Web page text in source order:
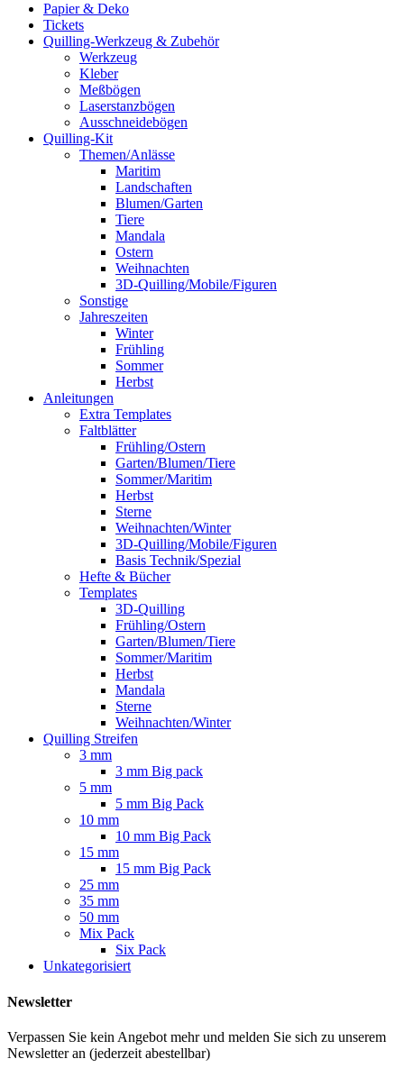
Papier & Deko
Tickets
Quilling-Werkzeug & Zubehör
Werkzeug
Kleber
Meßbögen
Laserstanzbögen
Ausschneidebögen
Quilling-Kit
Themen/Anlässe
Maritim
Landschaften
Blumen/Garten
Tiere
Mandala
Ostern
Weihnachten
3D-Quilling/Mobile/Figuren
Sonstige
Jahreszeiten
Winter
Frühling
Sommer
Herbst
Anleitungen
Extra Templates
Faltblätter
Frühling/Ostern
Garten/Blumen/Tiere
Sommer/Maritim
Herbst
Sterne
Weihnachten/Winter
3D-Quilling/Mobile/Figuren
Basis Technik/Spezial
Hefte & Bücher
Templates
3D-Quilling
Frühling/Ostern
Garten/Blumen/Tiere
Sommer/Maritim
Herbst
Mandala
Sterne
Weihnachten/Winter
Quilling Streifen
3 mm
3 mm Big pack
5 mm
5 mm Big Pack
10 mm
10 mm Big Pack
15 mm
15 mm Big Pack
25 mm
35 mm
50 mm
Mix Pack
Six Pack
Unkategorisiert
Newsletter
Verpassen Sie kein Angebot mehr und melden Sie sich zu unserem
Newsletter an (jederzeit abestellbar)